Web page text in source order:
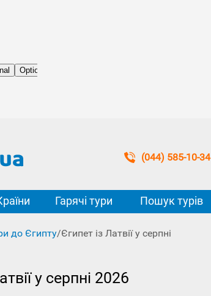
(044) 585-10-34
Гарячі тури Пошук турів
до Єгипту/Єгипет із Латвії у серпні
у серпні 2026